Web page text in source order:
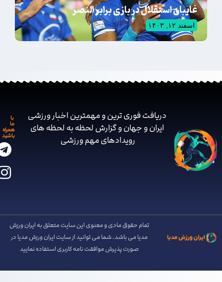
غایبان استقلال در بازی برابر النصر
اسفند ۱۲, ۱۴۰۳
دریافت فوری ترین و مهمترین اخبار ورزشی
ایران و جهان و گزارش لحظه به لحظه های
رویدادهای مهم ‌ورزشی
همراه
باشید
تمام حقوق مادی و معنوی این سایت متعلق به ایران ورزش
مدیا می باشد. شما می توانید از سایت ایران ورزش مدیا در
صورت پذیرش موافقت نامه کاربری استفاده نمایید